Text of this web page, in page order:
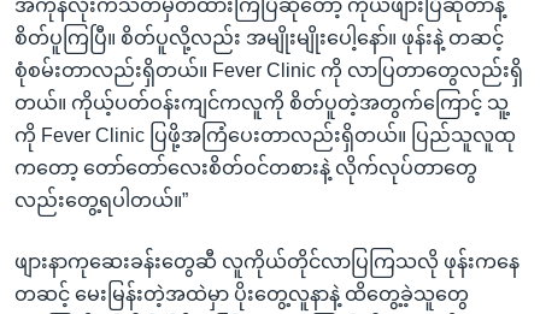
အကုန်လုံးကသတ်မှတ်ထားကြပြီဆိုတော့ ကိုယ်ဖျားပြီဆိုတာနဲ့
စိတ်ပူကြပြီ။ စိတ်ပူလို့လည်း အမျိုးမျိုးပေါ့နော်။ ဖုန်းနဲ့ တဆင့်
စုံစမ်းတာလည်းရှိတယ်။ Fever Clinic ကို လာပြတာတွေလည်းရှိ
တယ်။ ကိုယ့်ပတ်ဝန်းကျင်ကလူကို စိတ်ပူတဲ့အတွက်ကြောင့် သူ့
ကို Fever Clinic ပြဖို့အကြံပေးတာလည်းရှိတယ်။ ပြည်သူလူထု
ကတော့ တော်တော်လေးစိတ်ဝင်တစားနဲ့ လိုက်လုပ်တာတွေ
လည်းတွေ့ရပါတယ်။”
ဖျားနာကုဆေးခန်းတွေဆီ လူကိုယ်တိုင်လာပြကြသလို ဖုန်းကနေ
တဆင့် မေးမြန်းတဲ့အထဲမှာ ပိုးတွေ့လူနာနဲ့ ထိတွေ့ခဲ့သူတွေ